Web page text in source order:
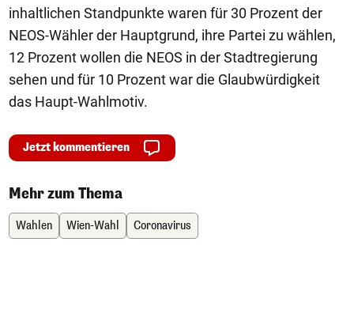
inhaltlichen Standpunkte waren für 30 Prozent der
NEOS-Wähler der Hauptgrund, ihre Partei zu wählen,
12 Prozent wollen die NEOS in der Stadtregierung
sehen und für 10 Prozent war die Glaubwürdigkeit
das Haupt-Wahlmotiv.
Jetzt kommentieren
Mehr zum Thema
Wahlen Wien-Wahl Coronavirus